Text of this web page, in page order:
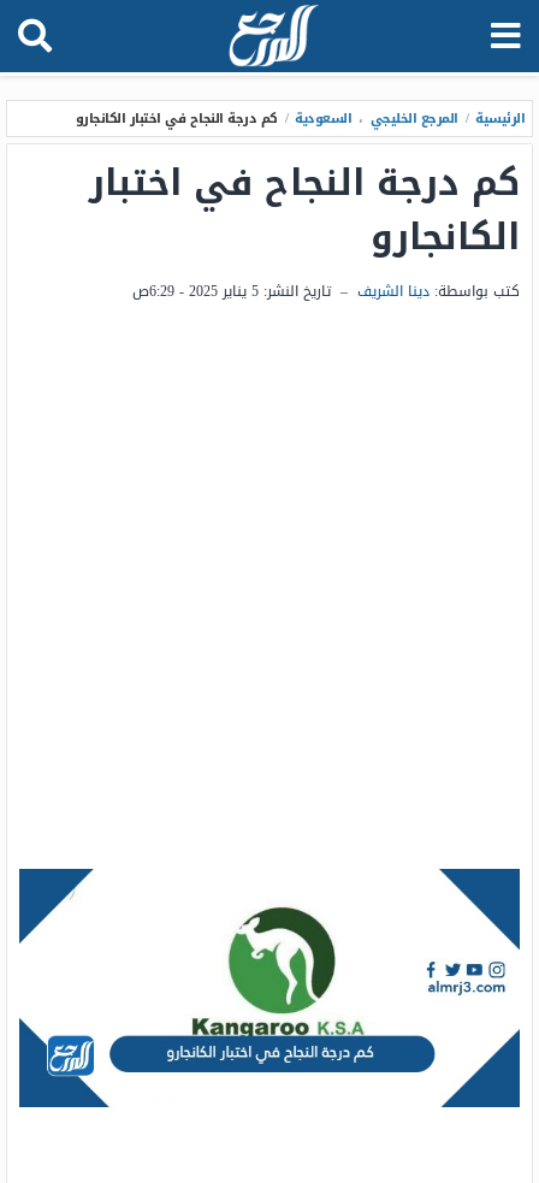
الرئيسية / المرجع الخليجي ، السعودية / كم درجة النجاح في اختبار الكانجارو
كم درجة النجاح في اختبار
الكانجارو
كتب بواسطة: دينا الشريف – تاريخ النشر: 5 يناير 2025 - 6:29ص